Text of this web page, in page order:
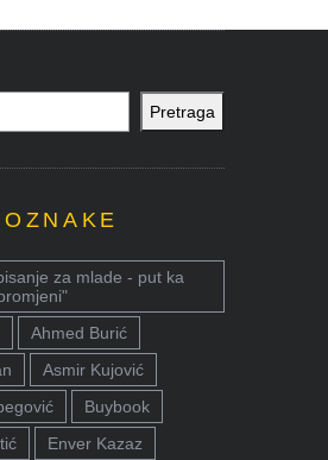
Pretraga
OZNAKE
za mlade - put ka
Ahmed Burić
Asmir Kujović
Buybook
Enver Kazaz